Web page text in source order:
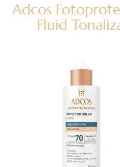
Adcos
Fluid